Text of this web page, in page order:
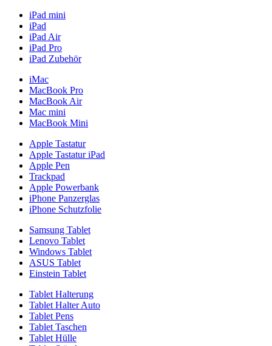
iPad mini
iPad
iPad Air
iPad Pro
iPad Zubehör
iMac
MacBook Pro
MacBook Air
Mac mini
MacBook Mini
Apple Tastatur
Apple Tastatur iPad
Apple Pen
Trackpad
Apple Powerbank
iPhone Panzerglas
iPhone Schutzfolie
Samsung Tablet
Lenovo Tablet
Windows Tablet
ASUS Tablet
Einstein Tablet
Tablet Halterung
Tablet Halter Auto
Tablet Pens
Tablet Taschen
Tablet Hülle